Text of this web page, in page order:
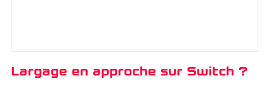
Largage en approche sur Switch ?